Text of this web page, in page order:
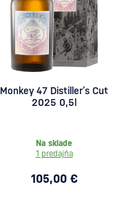
Monkey 47 Distiller’s Cut
2025 0,5l
Na sklade
1 predajňa
105,00 €